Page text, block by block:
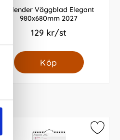
Kalender Väggblad Elegant
980x680mm 2027
129 kr/st
Köp